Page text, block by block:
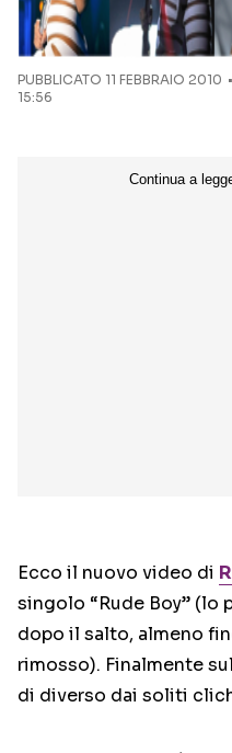
PUBBLICATO 11 FEBBRAIO 2010
15:56
Ecco il nuovo video di
singolo “Rude Boy” (lo
dopo il salto, almeno
rimosso). Finalmente
di diverso dai soliti